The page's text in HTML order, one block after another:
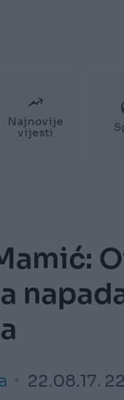
Najnovije
vijesti
22.08.17.